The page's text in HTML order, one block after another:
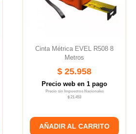
Cinta Métrica EVEL R508 8
Metros
$ 25.958
Precio web en 1 pago
Precio sin Impuestos Nacionales
$ 21.453
AÑADIR AL CARRITO